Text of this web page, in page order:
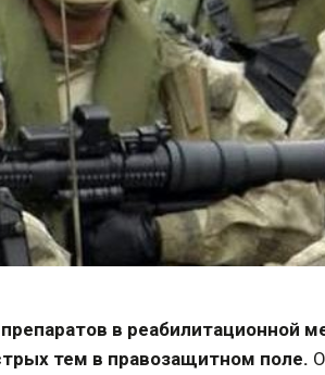
в реабилитационной
тем в правозащитном поле.